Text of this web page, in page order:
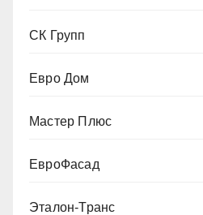
СК Групп
Евро Дом
Мастер Плюс
ЕвроФасад
Эталон-Транс